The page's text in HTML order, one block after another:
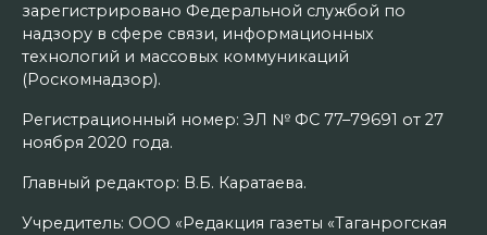
зарегистрировано Федеральной службой по
надзору в сфере связи, информационных
технологий и массовых коммуникаций
(Роскомнадзор).
Регистрационный номер: ЭЛ № ФС 77–79691 от 27
ноября 2020 года.
Главный редактор: В.Б. Каратаева.
Учредитель: ООО «Редакция газеты «Таганрогская